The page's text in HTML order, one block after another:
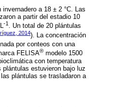
a 18 ± 2 °C. Las
a partir del estadio 10
-1 . Un total de 20 plántulas
2014). La concentración
por conteos con una
FELISA® modelo 1500
con temperatura
estuvieron bajo luz
plántulas se trasladaron a